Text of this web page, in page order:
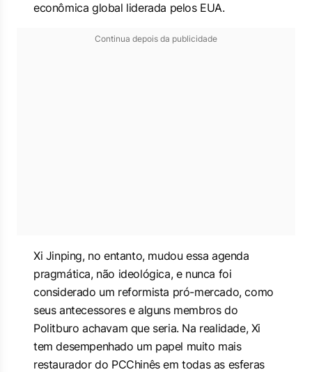
econômica global liderada pelos EUA.
Continua depois da publicidade
Xi Jinping, no entanto, mudou essa agenda
pragmática, não ideológica, e nunca foi
considerado um reformista pró-mercado, como
seus antecessores e alguns membros do
Politburo achavam que seria. Na realidade, Xi
tem desempenhado um papel muito mais
restaurador do PCChinês em todas as esferas